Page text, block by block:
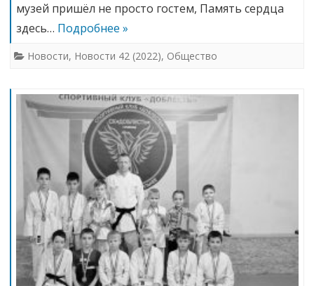
музей пришёл не просто гостем, Память сердца
здесь… Подробнее »
Новости, Новости 42 (2022), Общество